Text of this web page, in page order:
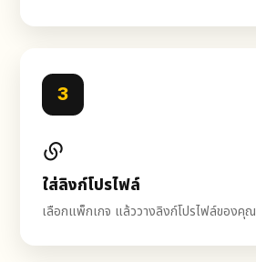
3
ใส่ลิงก์โปรไฟล์
เลือกแพ็กเกจ แล้ววางลิงก์โปรไฟล์ของคุณ